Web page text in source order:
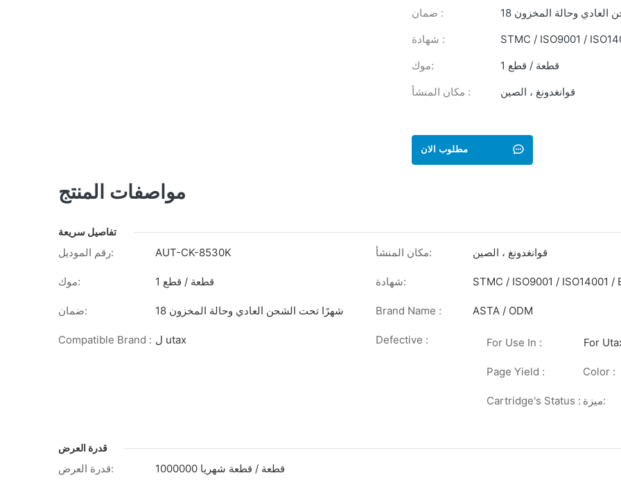
ضمان :
العادي وحالة المخزون
شهادة :
STMC / ISO9001 /
موك:
1 قطعة / قطع
مكان المنشأ :
قوانغدونغ ، الصين
مطلوب الان
مواصفات المنتج
تفاصيل سريعة
رقم الموديل: AUT-CK-8530K مكان المنشأ: قوانغدونغ ، الصين
موك: 1 قطعة / قطع شهادة: STMC / ISO9001 / ISO14001 /
ضمان: 18 شهرًا تحت الشحن العادي وحالة المخزون Brand Name : ASTA / ODM
Compatible Brand : ل utax Defective : For Use In : For
Page Yield : Color :
Cartridge's Status : ممتلئميزة:
قدرة العرض
قدرة العرض: 1000000 قطعة / قطعة شهريا